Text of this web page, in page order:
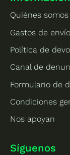
Quiénes somos
Gastos de envío
Política de
Canal de
Formulario de
Condiciones
Nos apoyan
Síguenos